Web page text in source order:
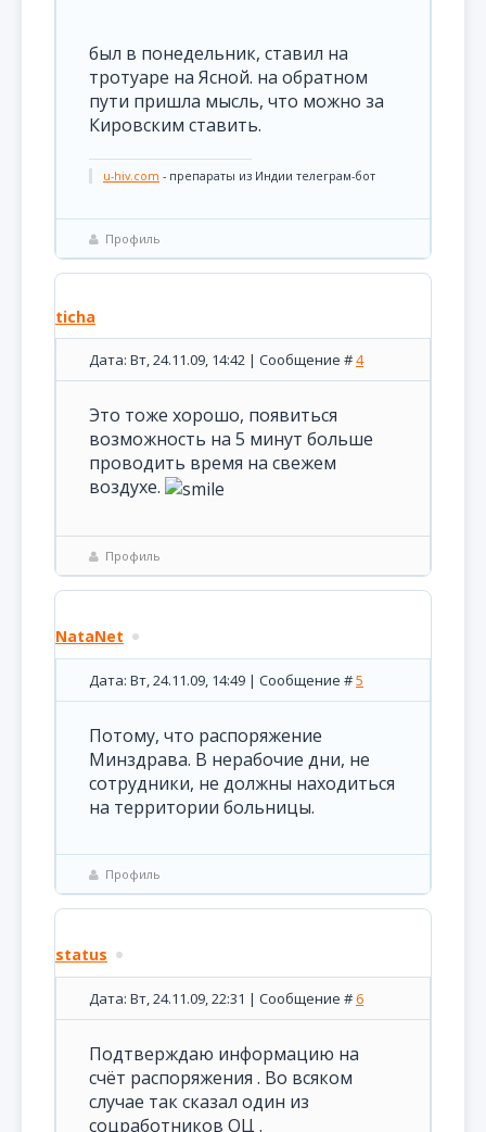
был в понедельник, ставил на
тротуаре на Ясной. на обратном
пути пришла мысль, что можно за
Кировским ставить.
u-hiv.com - препараты из Индии телеграм-бот
Профиль
ticha
Дата: Вт, 24.11.09, 14:42 | Сообщение #4
Это тоже хорошо, появиться
возможность на 5 минут больше
проводить время на свежем
воздухе.
Профиль
NataNet
Дата: Вт, 24.11.09, 14:49 | Сообщение #5
Потому, что распоряжение
Минздрава. В нерабочие дни, не
сотрудники, не должны находиться
на территории больницы.
Профиль
status
Дата: Вт, 24.11.09, 22:31 | Сообщение #6
Подтверждаю информацию на
счёт распоряжения . Во всяком
случае так сказал один из
соцработников ОЦ .